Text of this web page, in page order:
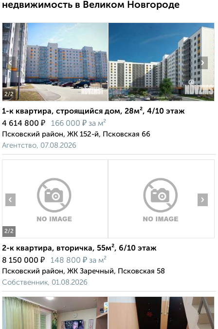
недвижимость в Великом Новгороде
2/2
‹ ›
1-к квартира, строящийся дом, 28м², 4/10 этаж
4 614 800 ₽ 166 000 ₽ за м²
Псковский район, ЖК 152-й, Псковская 66
Агентство, 07.08.2026
2/2
‹ ›
2-к квартира, вторичка, 55м², 6/10 этаж
8 150 000 ₽ 148 800 ₽ за м²
Псковский район, ЖК Заречный, Псковская 58
Собственник, 01.08.2026